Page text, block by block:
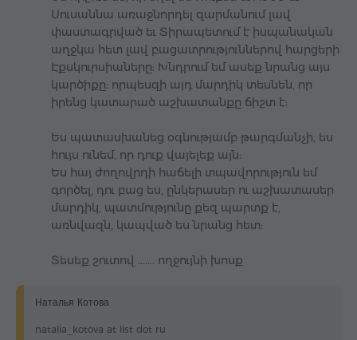
Սուսաննա առաջնորդել զարմանում լավ
փաստագրված եւ Տիրապետում է իսպանական
աղջկա հետ լավ բացատրություններով հարցերի
Էքսկուրսիաները: Խնդրում եմ ասեք նրանց այս
կարծիքը: որպեսզի այդ մարդիկ տեսնեն, որ
իրենց կատարած աշխատանքը ճիշտ է:
Ես պատասխանեց օգնությամբ թարգմանչի, ես
հույս ունեմ, որ դուք վայելեք այն:
Ես հայ ժողովրդի հաճելի տպավորություն եմ
գործել, դու բաց ես, ընկերասեր ու աշխատասեր
մարդիկ, պատմությունը քեզ պարտք է,
առնվազն, կապված ես նրանց հետ:
Տեսեք շուտով ....... ողջույնի խոսք
Наталья Котова
natalia_kotova at list dot ru